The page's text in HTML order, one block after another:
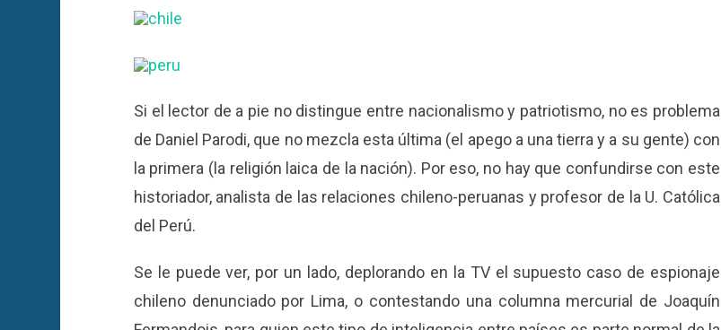
Si el lector de a pie no distingue entre nacionalismo y patriotismo, no es problema
de Daniel Parodi, que no mezcla esta última (el apego a una tierra y a su gente) con
la primera (la religión laica de la nación). Por eso, no hay que confundirse con este
historiador, analista de las relaciones chileno-peruanas y profesor de la U. Católica
del Perú.
Se le puede ver, por un lado, deplorando en la TV el supuesto caso de espionaje
chileno denunciado por Lima, o contestando una columna mercurial de Joaquín